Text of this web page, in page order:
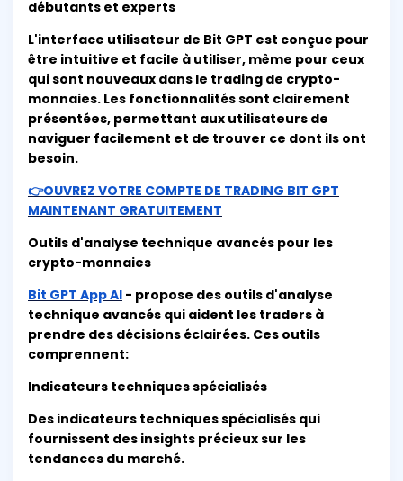
débutants et experts
L'interface utilisateur de Bit GPT est conçue pour
être intuitive et facile à utiliser, même pour ceux
qui sont nouveaux dans le trading de crypto-
monnaies. Les fonctionnalités sont clairement
présentées, permettant aux utilisateurs de
naviguer facilement et de trouver ce dont ils ont
besoin.
👉OUVREZ VOTRE COMPTE DE TRADING BIT GPT
MAINTENANT GRATUITEMENT
Outils d'analyse technique avancés pour les
crypto-monnaies
Bit GPT App AI - propose des outils d'analyse
technique avancés qui aident les traders à
prendre des décisions éclairées. Ces outils
comprennent:
Indicateurs techniques spécialisés
Des indicateurs techniques spécialisés qui
fournissent des insights précieux sur les
tendances du marché.